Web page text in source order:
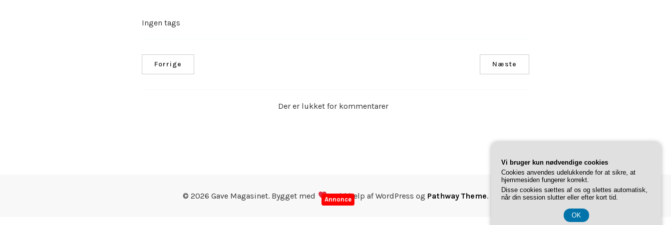
Ingen tags
Forrige Næste
Der er lukket for kommentarer
© 2026 Gave Magasinet. Bygget med Annonce
ved hjælp af WordPress og Pathway Theme.
Vi bruger kun nødvendige cookies
Cookies anvendes udelukkende for at sikre, at
hjemmesiden fungerer korrekt.
Disse cookies sættes af os og slettes automatisk,
når din session slutter eller efter kort tid.
OK